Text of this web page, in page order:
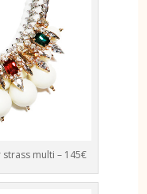
strass multi – 145€